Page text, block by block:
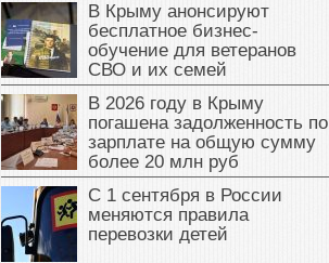
В Крыму анонсируют
бесплатное бизнес-
обучение для ветеранов
СВО и их семей
В 2026 году в Крыму
погашена задолженность по
зарплате на общую сумму
более 20 млн руб
С 1 сентября в России
меняются правила
перевозки детей